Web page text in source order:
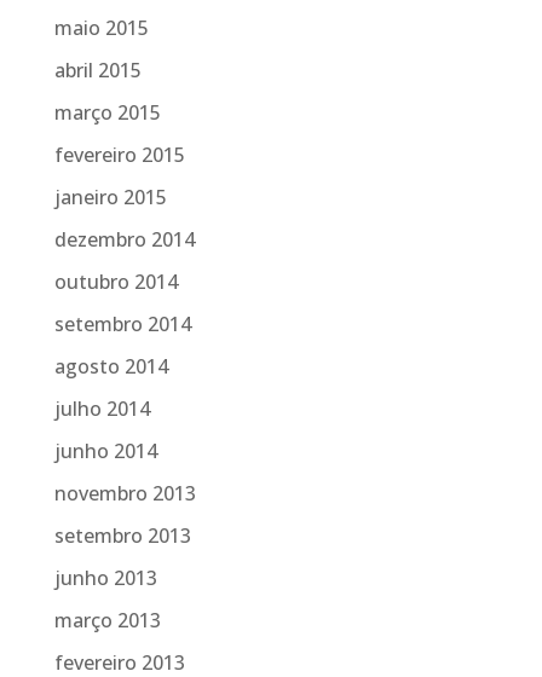
maio 2015
abril 2015
março 2015
fevereiro 2015
janeiro 2015
dezembro 2014
outubro 2014
setembro 2014
agosto 2014
julho 2014
junho 2014
novembro 2013
setembro 2013
junho 2013
março 2013
fevereiro 2013